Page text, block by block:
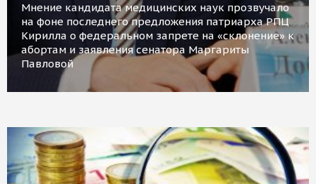
Мнение кандидата медицинских наук прозвучало
на фоне последнего предложения патриарха РПЦ
Кирилла о федеральном запрете на «склонение» к
абортам и заявления сенатора Маргариты
Павловой